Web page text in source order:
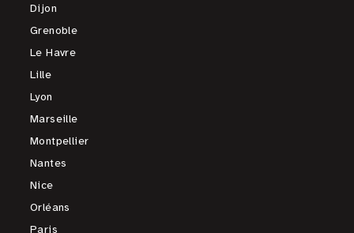
Dijon
Grenoble
Le Havre
Lille
Lyon
Marseille
Montpellier
Nantes
Nice
Orléans
Paris